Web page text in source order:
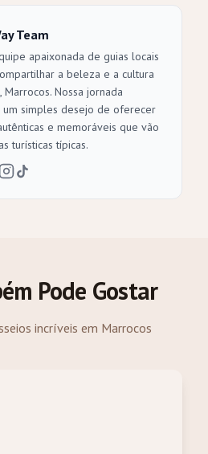
Team
apaixonada de guias locais
a beleza e a cultura
Marrocos. Nossa jornada
um simples desejo de oferecer
e memoráveis que vão
turísticas típicas.
Pode Gostar
incríveis em Marrocos